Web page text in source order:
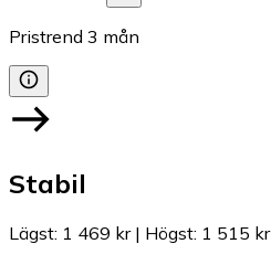
Pristrend 3 mån
Stabil
Lägst: 1 469 kr| Högst: 1 515 kr